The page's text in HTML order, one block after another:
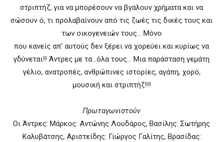
στριπτήζ, για να μπορέσουν να βγάλουν χρήματα και να
σώσουν ό, τι προλαβαίνουν από τις ζωές τις δικές τους και
των οικογενειών τους… Μόνο
που κανείς απ’ αυτούς δεν ξέρει να χορεύει και κυρίως να
γδύνεται!! Άντρες με τα…όλα τους… Μια παράσταση γεμάτη
γέλιο, ανατροπές, ανθρώπινες ιστορίες, αγάπη, χορό,
μουσική και στριπτήζ!!!
Πρωταγωνιστούν
Οι Άντρες: Μάρκος: Αντώνης Λουδάρος, Βασίλης: Σωτήρης
Καλυβάτσης, Αριστείδης: Γιώργος Γαλίτης, Βρασίδας: